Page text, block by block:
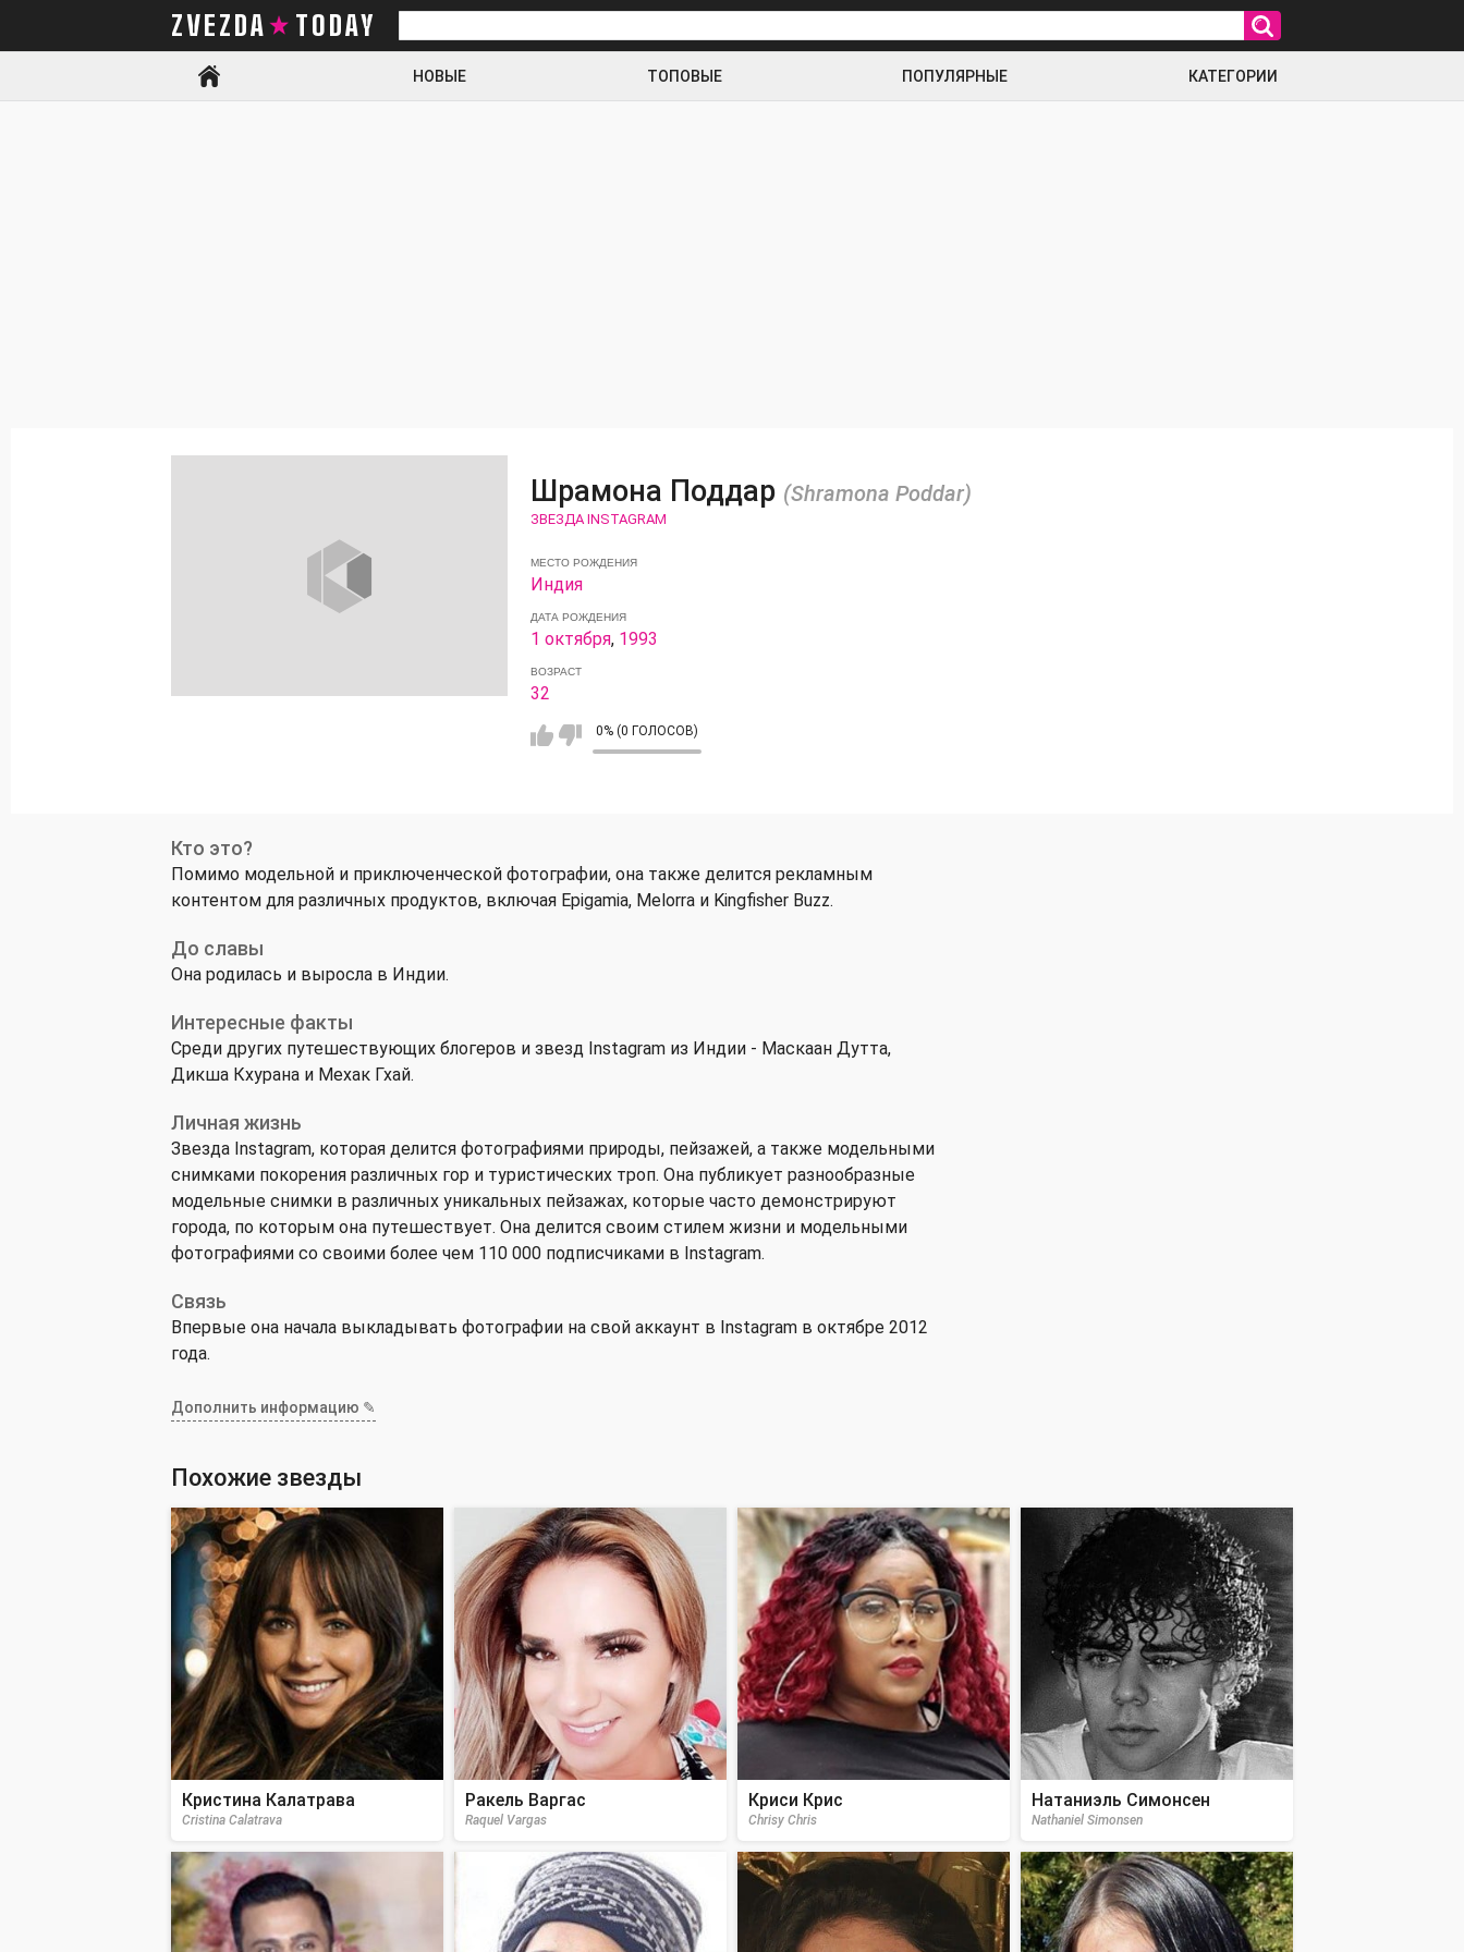
ZVEZDA TODAY
Искать
НОВЫЕ ТОПОВЫЕ ПОПУЛЯРНЫЕ КАТЕГОРИИ
Шрамона Поддар (Shramona Poddar)
ЗВЕЗДА INSTAGRAM
МЕСТО РОЖДЕНИЯ
Индия
ДАТА РОЖДЕНИЯ
1 октября, 1993
ВОЗРАСТ
32
0% (0 ГОЛОСОВ)
Кто это?
Помимо модельной и приключенческой фотографии, она также делится рекламным
контентом для различных продуктов, включая Epigamia, Melorra и Kingfisher Buzz.
До славы
Она родилась и выросла в Индии.
Интересные факты
Среди других путешествующих блогеров и звезд Instagram из Индии - Маскаан Дутта,
Дикша Кхурана и Мехак Гхай.
Личная жизнь
Звезда Instagram, которая делится фотографиями природы, пейзажей, а также модельными
снимками покорения различных гор и туристических троп. Она публикует разнообразные
модельные снимки в различных уникальных пейзажах, которые часто демонстрируют
города, по которым она путешествует. Она делится своим стилем жизни и модельными
фотографиями со своими более чем 110 000 подписчиками в Instagram.
Связь
Впервые она начала выкладывать фотографии на свой аккаунт в Instagram в октябре 2012
года.
Дополнить информацию ✎
Похожие звезды
Кристина Калатрава
Cristina Calatrava
Ракель Варгас
Raquel Vargas
Криси Крис
Chrisy Chris
Натаниэль Симонсен
Nathaniel Simonsen